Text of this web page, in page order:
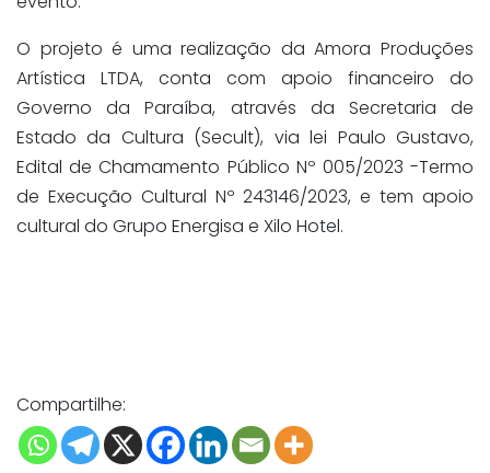
O projeto é uma realização da Amora Produções
Artística LTDA, conta com apoio financeiro do
Governo da Paraíba, através da Secretaria de
Estado da Cultura (Secult), via lei Paulo Gustavo,
Edital de Chamamento Público Nº 005/2023 -Termo
de Execução Cultural Nº 243146/2023, e tem apoio
cultural do Grupo Energisa e Xilo Hotel.
Compartilhe: